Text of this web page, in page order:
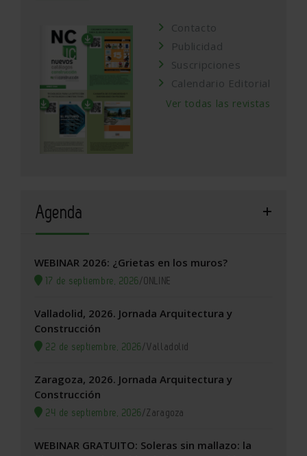
Contacto
Publicidad
Suscripciones
Calendario Editorial
Ver todas las revistas
Agenda
WEBINAR 2026: ¿Grietas en los muros?
17 de septiembre, 2026/ONLINE
Valladolid, 2026. Jornada Arquitectura y
Construcción
22 de septiembre, 2026/Valladolid
Zaragoza, 2026. Jornada Arquitectura y
Construcción
24 de septiembre, 2026/Zaragoza
WEBINAR GRATUITO: Soleras sin mallazo: la